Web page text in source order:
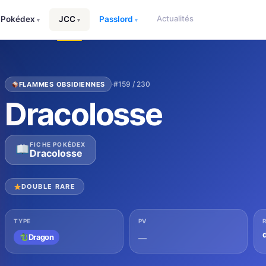
Pokédex ▾ JCC ▾ Passlord ▾ Actualités
FLAMMES OBSIDIENNES ·#159 / 230
Dracolosse
FICHE POKÉDEX
Dracolosse
DOUBLE RARE
TYPE
Dragon
PV
—